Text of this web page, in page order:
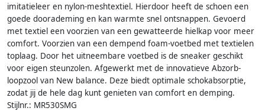
imitatieleer en nylon-meshtextiel. Hierdoor heeft de schoen een
goede doorademing en kan warmte snel ontsnappen. Gevoerd
met textiel een voorzien van een gewatteerde hielkap voor meer
comfort. Voorzien van een dempend foam-voetbed met textielen
toplaag. Door het uitneembare voetbed is de sneaker geschikt
voor eigen steunzolen. Afgewerkt met de innovatieve Abzorb-
loopzool van New balance. Deze biedt optimale schokabsorptie,
zodat jij de hele dag kunt genieten van comfort en demping.
Stijlnr.: MR530SMG